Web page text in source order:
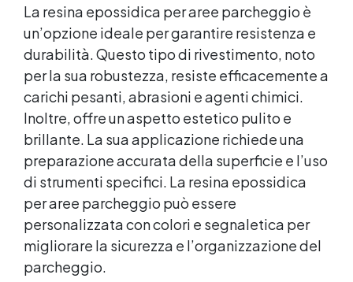
per creare pavimenti con effetti unici e
brillanti.​​ Versatilità d'uso: adatto per
professionisti, hobbisti e ambienti industriali
che richiedono pavimenti resistenti e di
qualità superiore. La quantità di flakes
dipende dal design scelto (copertura
parziale o totale). Il consumo consigliato di
0,15–0,2 kg/m² si basa su una copertura
parziale. Per una copertura totale, è
necessario raddoppiare la quantità
consigliata. Sparta Top: Consumo
consigliato: 0,2 kg/m². Si prega di rispettare
questa indicazione, poiché la quantità del
prodotto è calcolata in base a questo
consumo. ​
La resina epossidica per aree parcheggio è
un’opzione ideale per garantire resistenza e
durabilità. Questo tipo di rivestimento, noto
per la sua robustezza, resiste efficacemente a
carichi pesanti, abrasioni e agenti chimici.
Inoltre, offre un aspetto estetico pulito e
brillante. La sua applicazione richiede una
preparazione accurata della superficie e l’uso
di strumenti specifici. La resina epossidica
per aree parcheggio può essere
personalizzata con colori e segnaletica per
migliorare la sicurezza e l’organizzazione del
parcheggio.